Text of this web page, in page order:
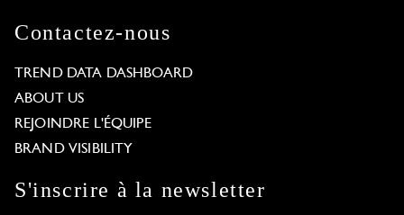
Contactez-nous
TREND DATA DASHBOARD
ABOUT US
REJOINDRE L'ÉQUIPE
BRAND VISIBILITY
S'inscrire à la newsletter